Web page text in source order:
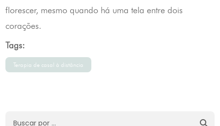
florescer, mesmo quando há uma tela entre dois
corações.
Tags:
Terapia de casal à distância